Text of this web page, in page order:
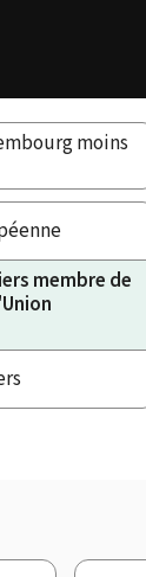
moins
membre de